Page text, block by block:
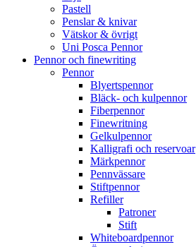
Pastell
Penslar & knivar
Vätskor & övrigt
Uni Posca Pennor
Pennor och finewriting
Pennor
Blyertspennor
Bläck- och kulpennor
Fiberpennor
Finewritning
Gelkulpennor
Kalligrafi och reservoar
Märkpennor
Pennvässare
Stiftpennor
Refiller
Patroner
Stift
Whiteboardpennor